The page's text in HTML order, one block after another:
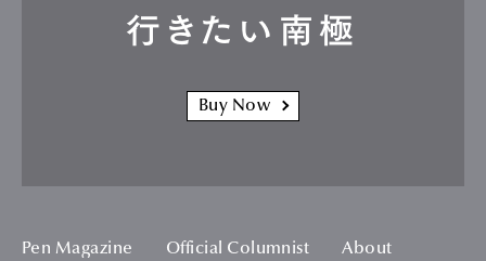
行きたい南極
Buy Now
Pen Magazine Official Columnist
About